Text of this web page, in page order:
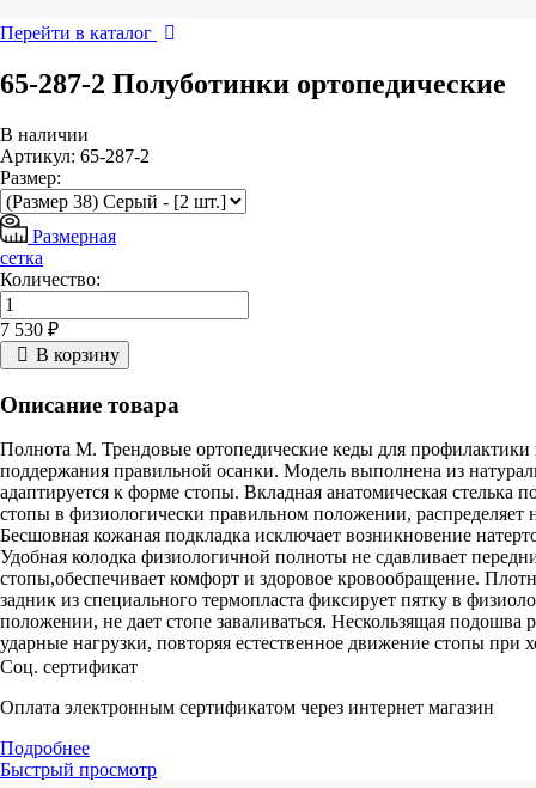
Перейти в каталог
65-287-2 Полуботинки ортопедические
В наличии
Артикул: 65-287-2
Размер:
Размерная
сетка
Количество:
7 530 ₽
В корзину
Описание товара
Полнота М. Трендовые ортопедические кеды для профилактики
поддержания правильной осанки. Модель выполнена из
адаптируется к форме стопы. Вкладная анатомическая стелька
стопы в физиологически правильном положении, распределяет
Бесшовная кожаная подкладка исключает возникновение
Удобная колодка физиологичной полноты не сдавливает
стопы,обеспечивает комфорт и здоровое кровообращение.
задник из специального термопласта фиксирует пятку в
положении, не дает стопе заваливаться. Нескользящая подошва
ударные нагрузки, повторяя естественное движение стопы при
Соц. сертификат
Оплата электронным сертификатом через интернет магазин
Подробнее
Быстрый просмотр